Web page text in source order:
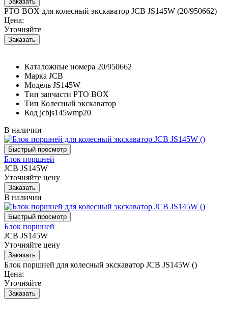
PTO BOX для колесный экскаватор JCB JS145W (20/950662)
Цена:
Уточняйте
Каталожные номера 20/950662
Марка JCB
Модель JS145W
Тип запчасти PTO BOX
Тип Колесный экскаватор
Код jcbjs145wmp20
В наличии
Блок поршней
JCB JS145W
Уточняйте цену
В наличии
Блок поршней
JCB JS145W
Уточняйте цену
Блок поршней для колесный экскаватор JCB JS145W ()
Цена:
Уточняйте